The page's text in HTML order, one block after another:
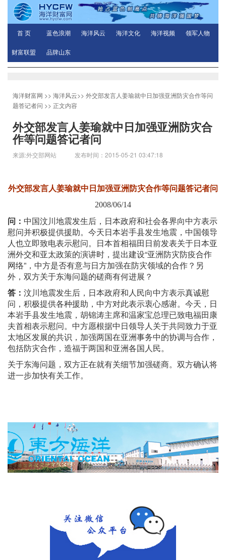
首 页 蓝色浪潮 海洋风云 海洋文化 海洋视频 领军人物
财富联盟 品牌山东
海洋财富网 >> 海洋风云>> 外交部发言人姜瑜就中日加强亚洲防灾合作等问
题答记者问 >> 正文内容
外交部发言人姜瑜就中日加强亚洲防灾合
作等问题答记者问
来源:外交部网站 发布时间：2015-05-21 03:47:18
外交部发言人姜瑜就中日加强亚洲防灾合作等问题答记者问
2008/06/14
问： 中国汶川地震发生后，日本政府和社会各界向中方表示
慰问并积极提供援助。今天日本岩手县发生地震，中国领导
人也立即致电表示慰问。日本首相福田日前发表关于日本亚
洲外交和亚太政策的演讲时，提出建设“亚洲防灾防疫合作
网络”，中方是否有意与日方加强在防灾领域的合作？另
外，双方关于东海问题的磋商有何进展？
答： 汶川地震发生后，日本政府和人民向中方表示真诚慰
问，积极提供各种援助，中方对此表示衷心感谢。今天，日
本岩手县发生地震，胡锦涛主席和温家宝总理已致电福田康
夫首相表示慰问。中方愿根据中日领导人关于共同致力于亚
太地区发展的共识，加强两国在亚洲事务中的协调与合作，
包括防灾合作，造福于两国和亚洲各国人民。
关于东海问题，双方正在就有关细节加强磋商。双方确认将
进一步加快有关工作。